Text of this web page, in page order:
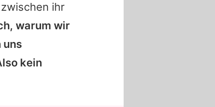
ihr
warum wir
uns
kein